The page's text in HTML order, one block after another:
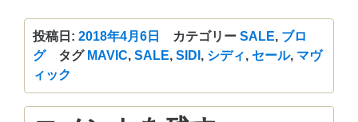
投稿日: 2018年4月6日 カテゴリー SALE, ブロ
グ
タグ MAVIC, SALE, SIDI , シディ, セール, マヴ
ィック